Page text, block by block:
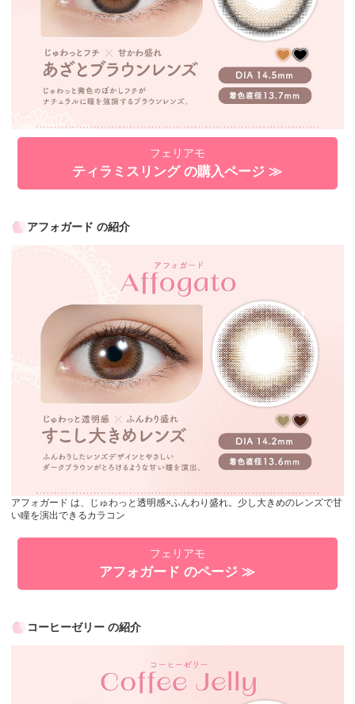
フェリアモ
ティラミスリング の購入ページ ≫
アフォガード の紹介
アフォガード は、じゅわっと透明感×ふんわり盛れ。少し大きめのレンズで甘
い瞳を演出できるカラコン
フェリアモ
アフォガード のページ ≫
コーヒーゼリー の紹介